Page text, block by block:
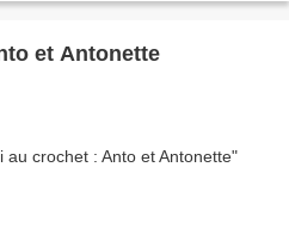
et Antonette